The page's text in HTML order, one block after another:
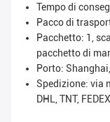
Tempo di
Pacco di
Pacchetto: 1,
pacchetto di
Porto:
Spedizione: via
DHL, TNT,